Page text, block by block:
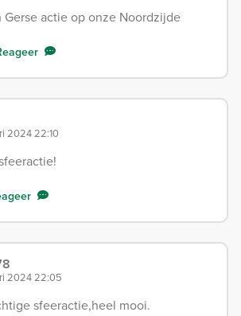
Gerse actie op onze Noordzijde
2024 22:10
2024 22:05
sfeeractie,heel mooi.